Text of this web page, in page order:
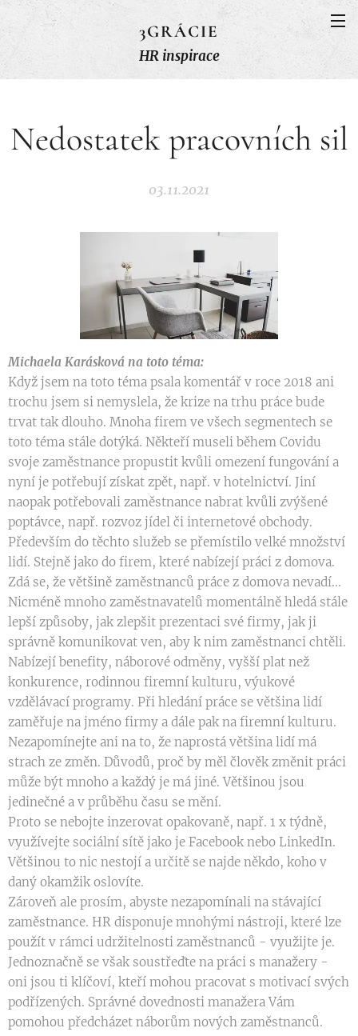
3GRÁCIE
HR inspirace
Nedostatek pracovních sil
03.11.2021
Michaela Karásková na toto téma:
Když jsem na toto téma psala komentář v roce 2018 ani
trochu jsem si nemyslela, že krize na trhu práce bude
trvat tak dlouho. Mnoha firem ve všech segmentech se
toto téma stále dotýká. Někteří museli během Covidu
svoje zaměstnance propustit kvůli omezení fungování a
nyní je potřebují získat zpět, např. v hotelnictví. Jiní
naopak potřebovali zaměstnance nabrat kvůli zvýšené
poptávce, např. rozvoz jídel či internetové obchody.
Především do těchto služeb se přemístilo velké množství
lidí. Stejně jako do firem, které nabízejí práci z domova.
Zdá se, že většině zaměstnanců práce z domova nevadí...
Nicméně mnoho zaměstnavatelů momentálně hledá stále
lepší způsoby, jak zlepšit prezentaci své firmy, jak ji
správně komunikovat ven, aby k nim zaměstnanci chtěli.
Nabízejí benefity, náborové odměny, vyšší plat než
konkurence, rodinnou firemní kulturu, výukové
vzdělávací programy. Při hledání práce se většina lidí
zaměřuje na jméno firmy a dále pak na firemní kulturu.
Nezapomínejte ani na to, že naprostá většina lidí má
strach ze změn. Důvodů, proč by měl člověk změnit práci
může být mnoho a každý je má jiné. Většinou jsou
jedinečné a v průběhu času se mění.
Proto se nebojte inzerovat opakovaně, např. 1 x týdně,
využívejte sociální sítě jako je Facebook nebo LinkedIn.
Většinou to nic nestojí a určitě se najde někdo, koho v
daný okamžik oslovíte.
Zároveň ale prosím, abyste nezapomínali na stávající
zaměstnance. HR disponuje mnohými nástroji, které lze
použít v rámci udržitelnosti zaměstnanců - využijte je.
Jednoznačně se však soustřeďte na práci s manažery -
oni jsou ti klíčoví, kteří mohou pracovat s motivací svých
podřízených. Správné dovednosti manažera Vám
pomohou předcházet náborům nových zaměstnanců.